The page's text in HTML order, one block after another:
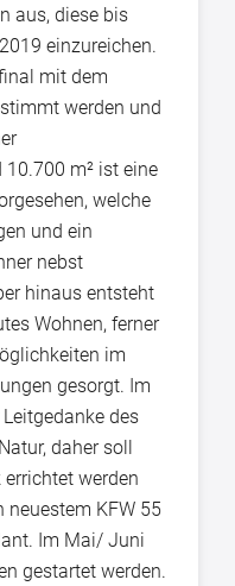
aus, diese bis
einzureichen.
mit dem
werden und
m² ist eine
welche
und ein
nebst
hinaus entsteht
Wohnen, ferner
im
gesorgt. Im
des
daher soll
werden
neuestem KFW 55
Im Mai/ Juni
gestartet werden.